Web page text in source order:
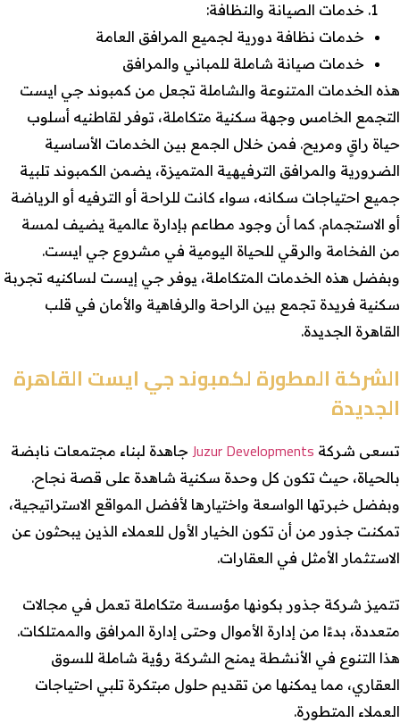
خدمات الصيانة والنظافة:
خدمات نظافة دورية لجميع المرافق العامة
خدمات صيانة شاملة للمباني والمرافق
هذه الخدمات المتنوعة والشاملة تجعل من كمبوند جي ايست
التجمع الخامس وجهة سكنية متكاملة، توفر لقاطنيه أسلوب
حياة راقٍ ومريح. فمن خلال الجمع بين الخدمات الأساسية
الضرورية والمرافق الترفيهية المتميزة، يضمن الكمبوند تلبية
جميع احتياجات سكانه، سواء كانت للراحة أو الترفيه أو الرياضة
أو الاستجمام. كما أن وجود مطاعم بإدارة عالمية يضيف لمسة
من الفخامة والرقي للحياة اليومية في مشروع جي ايست.
وبفضل هذه الخدمات المتكاملة، يوفر جي إيست لساكنيه تجربة
سكنية فريدة تجمع بين الراحة والرفاهية والأمان في قلب
القاهرة الجديدة.
الشركة المطورة لكمبوند جي ايست القاهرة
الجديدة
تسعى شركة Juzur Developments جاهدة لبناء مجتمعات نابضة
بالحياة، حيث تكون كل وحدة سكنية شاهدة على قصة نجاح.
وبفضل خبرتها الواسعة واختيارها لأفضل المواقع الاستراتيجية،
تمكنت جذور من أن تكون الخيار الأول للعملاء الذين يبحثون عن
الاستثمار الأمثل في العقارات.
تتميز شركة جذور بكونها مؤسسة متكاملة تعمل في مجالات
متعددة، بدءًا من إدارة الأموال وحتى إدارة المرافق والممتلكات.
هذا التنوع في الأنشطة يمنح الشركة رؤية شاملة للسوق
العقاري، مما يمكنها من تقديم حلول مبتكرة تلبي احتياجات
العملاء المتطورة.